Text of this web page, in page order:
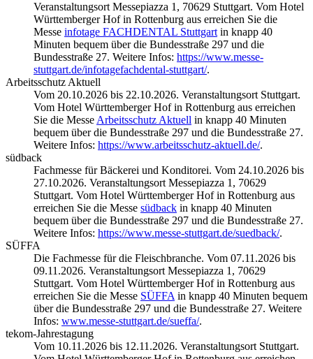
Veranstaltungsort Messepiazza 1, 70629 Stuttgart. Vom Hotel
Württemberger Hof in Rottenburg aus erreichen Sie die
Messe infotage FACHDENTAL Stuttgart in knapp 40
Minuten bequem über die Bundesstraße 297 und die
Bundesstraße 27. Weitere Infos: https://www.messe-
stuttgart.de/infotagefachdental-stuttgart/.
Arbeitsschutz Aktuell
Vom 20.10.2026 bis 22.10.2026. Veranstaltungsort Stuttgart.
Vom Hotel Württemberger Hof in Rottenburg aus erreichen
Sie die Messe Arbeitsschutz Aktuell in knapp 40 Minuten
bequem über die Bundesstraße 297 und die Bundesstraße 27.
Weitere Infos: https://www.arbeitsschutz-aktuell.de/.
südback
Fachmesse für Bäckerei und Konditorei. Vom 24.10.2026 bis
27.10.2026. Veranstaltungsort Messepiazza 1, 70629
Stuttgart. Vom Hotel Württemberger Hof in Rottenburg aus
erreichen Sie die Messe südback in knapp 40 Minuten
bequem über die Bundesstraße 297 und die Bundesstraße 27.
Weitere Infos: https://www.messe-stuttgart.de/suedback/.
SÜFFA
Die Fachmesse für die Fleischbranche. Vom 07.11.2026 bis
09.11.2026. Veranstaltungsort Messepiazza 1, 70629
Stuttgart. Vom Hotel Württemberger Hof in Rottenburg aus
erreichen Sie die Messe SÜFFA in knapp 40 Minuten bequem
über die Bundesstraße 297 und die Bundesstraße 27. Weitere
Infos: www.messe-stuttgart.de/sueffa/.
tekom-Jahrestagung
Vom 10.11.2026 bis 12.11.2026. Veranstaltungsort Stuttgart.